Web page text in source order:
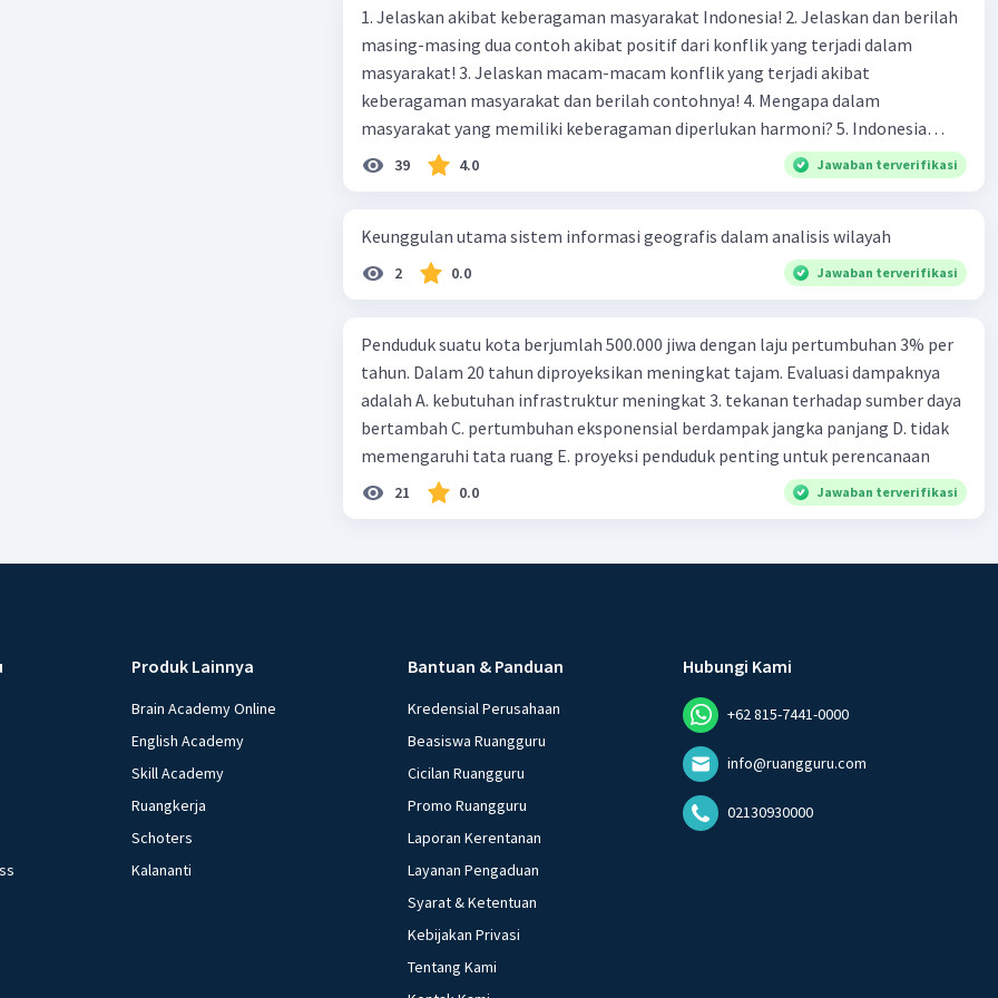
1. Jelaskan akibat keberagaman masyarakat Indonesia! 2. Jelaskan dan berilah
masing-masing dua contoh akibat positif dari konflik yang terjadi dalam
masyarakat! 3. Jelaskan macam-macam konflik yang terjadi akibat
keberagaman masyarakat dan berilah contohnya! 4. Mengapa dalam
masyarakat yang memiliki keberagaman diperlukan harmoni? 5. Indonesia
merupakan negara yang kaya akan keberagaman baik dilihat dari agama, suku,
ras, bahasa, dan budaya. Berdasarkan pernyataan tersebut, apa yang dapat
39 4.0 Jawaban terverifikasi
Keunggulan utama sistem informasi geografis dalam analisis wilayah
2 0.0 Jawaban terverifikasi
Penduduk suatu kota berjumlah 500.000 jiwa dengan laju pertumbuhan 3% per
tahun. Dalam 20 tahun diproyeksikan meningkat tajam. Evaluasi dampaknya
adalah A. kebutuhan infrastruktur meningkat 3. tekanan terhadap sumber daya
bertambah C. pertumbuhan eksponensial berdampak jangka panjang D. tidak
memengaruhi tata ruang E. proyeksi penduduk penting untuk perencanaan
21 0.0 Jawaban terverifikasi
Produk Lainnya
Brain Academy Online
English Academy
Skill Academy
Ruangkerja
Schoters
Kalananti
Bantuan & Panduan
Kredensial Perusahaan
Beasiswa Ruangguru
Cicilan Ruangguru
Promo Ruangguru
Laporan Kerentanan
Layanan Pengaduan
Syarat & Ketentuan
Kebijakan Privasi
Tentang Kami
Hubungi Kami
+62 815-7441-0000
info@ruangguru.com
02130930000